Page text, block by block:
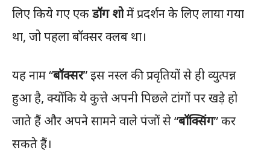
लिए किये गए एकडॉग शोमें प्रदर्शन के लिए लाया गया
था, जो पहला बॉक्सर क्लब था।
यह नाम “बॉक्सर” इस नस्ल की प्रवृतियों से ही व्युत्पन्न
हुआ है, क्योंकि ये कुत्ते अपनी पिछले टांगों पर खड़े हो
जाते हैं और अपने सामने वाले पंजों से “बॉक्सिंग” कर
सकते हैं।